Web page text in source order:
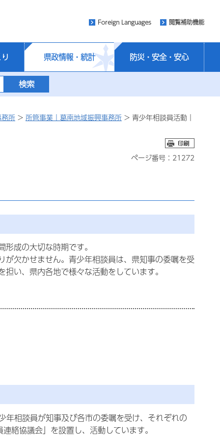
Foreign Languages 閲覧補助機能
県政情報・統計 防災・安全・安心
所 > 所管事業｜葛南地域振興事務所 > 青少年相談員活動｜
ページ番号：21272
成の大切な時期です。
欠かせません。青少年相談員は、県知事の委嘱を受
い、県内各地で様々な活動をしています。
相談員が知事及び各市の委嘱を受け、それぞれの
絡協議会」を設置し、活動しています。